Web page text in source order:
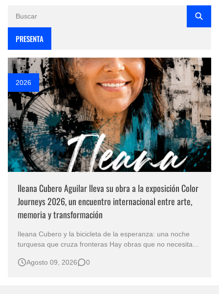
PRESENTA
2026
Ileana Cubero Aguilar lleva su obra a la exposición Color
Journeys 2026, un encuentro internacional entre arte,
memoria y transformación
Ileana Cubero y la bicicleta de la esperanza: una noche
turquesa que cruza fronteras Hay obras que no necesitan
mundo reconocible. En Noche turqueza, de la artista
Agosto 09, 2026 0